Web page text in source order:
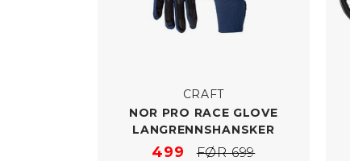
CRAFT
NOR PRO RACE GLOVE
LANGRENNSHANSKER
499 FØR 699